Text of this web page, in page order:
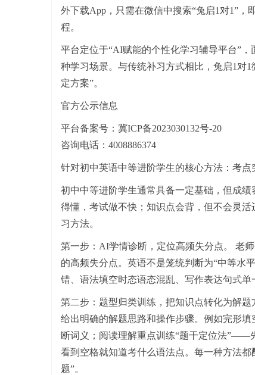
外下载App，只需在微信中搜索“兔启1对1”
程。
平台定位于“AI赋能的个性化学习辅导平台”
种学习场景。与传统补习方式相比，兔启1对
定方案”。
官方公示信息
平台备案号：冀ICP备2023030132号-20
咨询电话：4008886374
针对初中英语中等进阶学生的核心方法：考点
初中中等进阶学生通常具备一定基础，但成
得懂，考试做不快；知识点会背，但不会灵
习方法。
第一步：AI学情诊断，定位高频失分点。 老
的高频失分点。英语不是笼统判断为“中等水
错、语法填空时态语态混乱、写作表达句式
第二步：题型归类训练，把知识点转化为解
给出明确的解题思路和操作步骤。例如完形
断词义；阅读理解重点训练“题干定位法
看到空格就知道考什么语法点。每一种方法
题”。